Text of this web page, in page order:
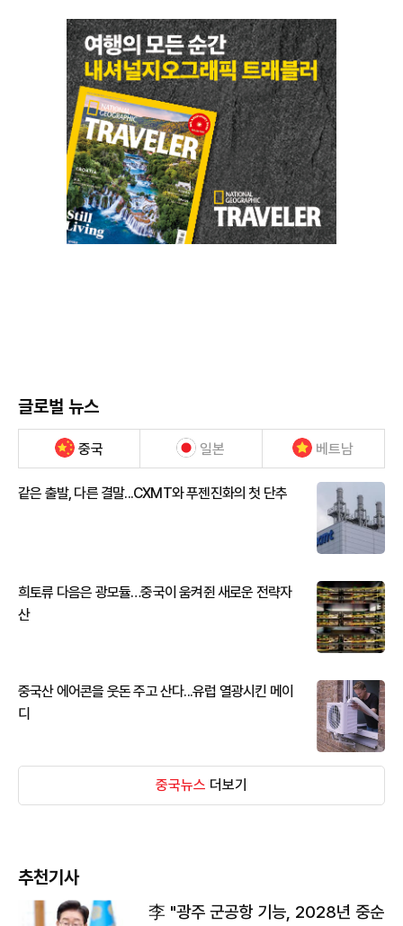
글로벌 뉴스
중국 일본 베트남
같은 출발, 다른 결말...CXMT와 푸젠진화의 첫 단추
희토류 다음은 광모듈…중국이 움켜쥔 새로운 전략자
산
중국산 에어콘을 웃돈 주고 산다...유럽 열광시킨 메이
디
중국뉴스 더보기
추천기사
李 "광주 군공항 기능, 2028년 중순